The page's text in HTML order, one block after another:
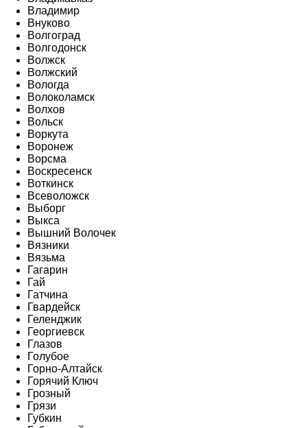
Владимир
Внуково
Волгоград
Волгодонск
Волжск
Волжский
Вологда
Волоколамск
Волхов
Вольск
Воркута
Воронеж
Ворсма
Воскресенск
Воткинск
Всеволожск
Выборг
Выкса
Вышний Волочек
Вязники
Вязьма
Гагарин
Гай
Гатчина
Гвардейск
Геленджик
Георгиевск
Глазов
Голубое
Горно-Алтайск
Горячий Ключ
Грозный
Грязи
Губкин